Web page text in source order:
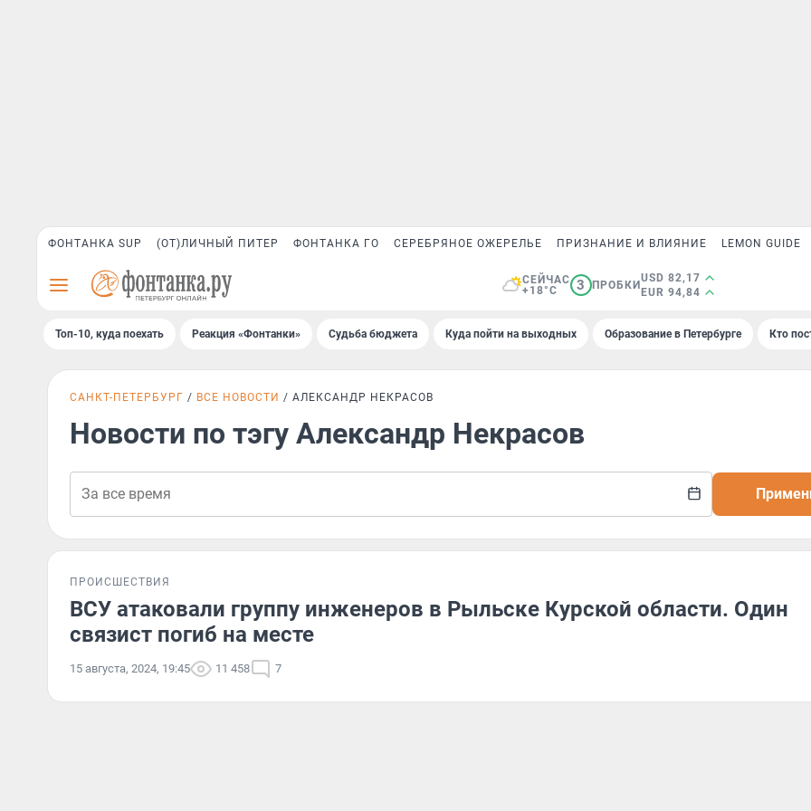
ФОНТАНКА SUP (ОТ)ЛИЧНЫЙ ПИТЕР ФОНТАНКА ГО СЕРЕБРЯНОЕ ОЖЕРЕЛЬЕ ПРИЗНАНИЕ И ВЛИЯНИЕ LEMON GUIDE
СЕЙЧАС
+18°C
3 ПРОБКИ
USD 82,17
EUR 94,84
Топ-10, куда поехать Реакция «Фонтанки» Судьба бюджета Куда пойти на выходных Образование в Петербурге Кто
САНКТ-ПЕТЕРБУРГ ВСЕ НОВОСТИ АЛЕКСАНДР НЕКРАСОВ
Новости по тэгу Александр Некрасов
ПРОИСШЕСТВИЯ
ВСУ атаковали группу инженеров в Рыльске Курской области. Один
связист погиб на месте
15 августа, 2024, 19:45 11 458 7